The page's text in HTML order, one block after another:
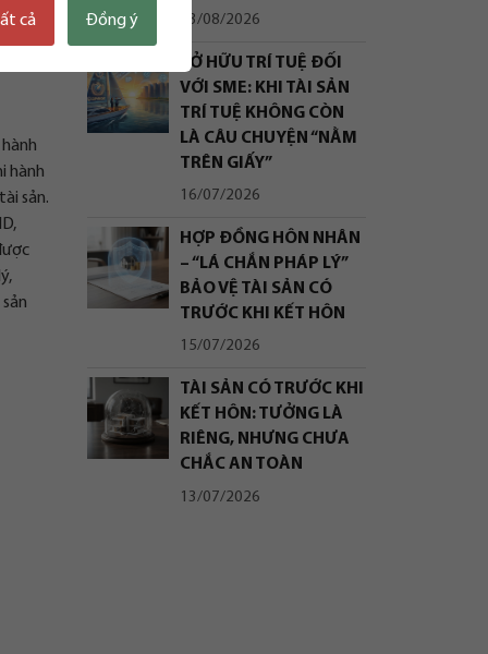
hành
sản.
03/08/2026
SỞ HỮU TRÍ TUỆ ĐỐI
VỚI SME: KHI TÀI SẢN
TRÍ TUỆ KHÔNG CÒN
LÀ CÂU CHUYỆN “NẰM
TRÊN GIẤY”
16/07/2026
HỢP ĐỒNG HÔN NHÂN
– “LÁ CHẮN PHÁP LÝ”
BẢO VỆ TÀI SẢN CÓ
TRƯỚC KHI KẾT HÔN
15/07/2026
TÀI SẢN CÓ TRƯỚC KHI
KẾT HÔN: TƯỞNG LÀ
RIÊNG, NHƯNG CHƯA
CHẮC AN TOÀN
13/07/2026
cả Đồng ý